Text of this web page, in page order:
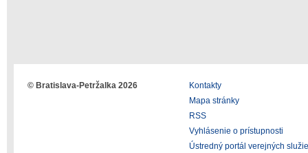
© Bratislava-Petržalka 2026
Kontakty
Mapa stránky
RSS
Vyhlásenie o prístupnosti
Ústredný portál verejných